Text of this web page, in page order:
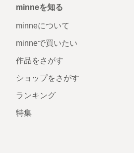
minneを知る
minneについて
minneで買いたい
作品をさがす
ショップをさがす
ランキング
特集